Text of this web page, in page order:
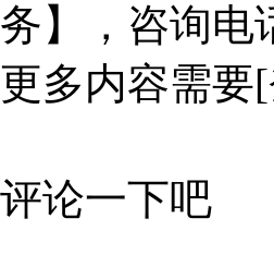
务】，咨询电
更多内容需要
评论一下吧